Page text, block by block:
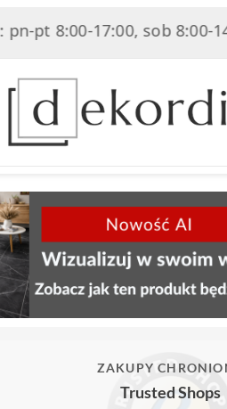
pt 8:00-17:00, sob 8:00-
ZAKUPY
Trusted Shops